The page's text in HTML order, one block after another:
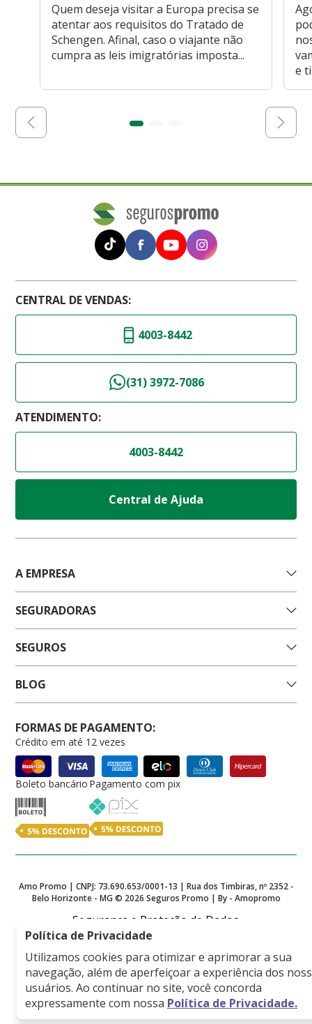
Política de Privacidade
Utilizamos cookies para otimizar e aprimorar a sua
navegação, além de aperfeiçoar a experiência dos
usuários. Ao continuar no site, você concorda
expressamente com nossa Política de Privacidade.
Quem deseja visitar a Europa precisa se
atentar aos requisitos do Tratado de
Schengen. Afinal, caso o viajante não
cumpra as leis imigratórias imposta...
e
CENTRAL DE VENDAS:
4003-8442
(31) 3972-7086
ATENDIMENTO:
4003-8442
Central de Ajuda
A EMPRESA
SEGURADORAS
SEGUROS
BLOG
FORMAS DE PAGAMENTO:
Crédito em até 12 vezes
Boleto bancário Pagamento com pix
Amo Promo | CNPJ: 73.690.653/0001-13 | Rua dos Timbiras, nº 2352 -
Belo Horizonte - MG © 2026 Seguros Promo | By - Amopromo
Segurança e Proteção de Dados
Empresa associada a